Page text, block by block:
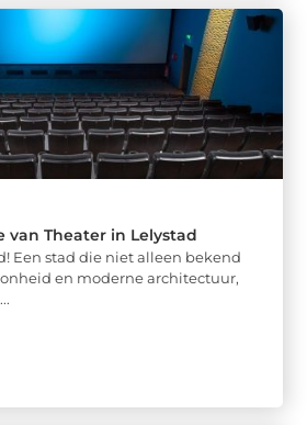
van Theater in Lelystad
Een stad die niet alleen bekend
en moderne architectuur,